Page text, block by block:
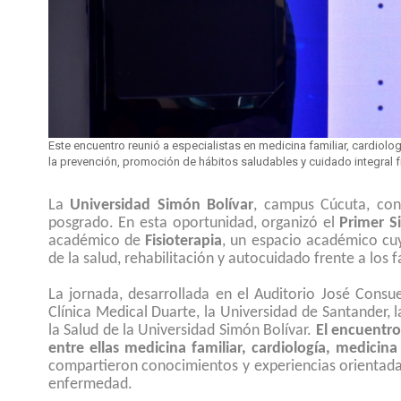
Este encuentro reunió a especialistas en medicina familiar,
la prevención, promoción de hábitos saludables y cuidado integral
La Universidad Simón Bolívar, campus Cúcuta,
posgrado. En esta oportunidad, organizó el Primer
académico de Fisioterapia, un espacio académico
de la salud, rehabilitación y autocuidado frente a los
La jornada, desarrollada en el Auditorio José
Clínica Medical Duarte, la Universidad de
la Salud de la Universidad Simón Bolívar. El
entre ellas medicina familiar, cardiología,
compartieron conocimientos y experiencias
enfermedad.